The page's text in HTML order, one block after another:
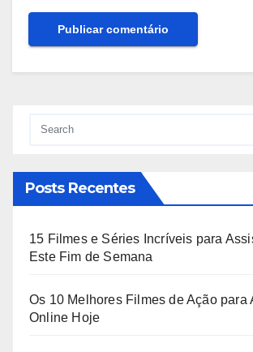
Posts Recentes
15 Filmes e Séries Incríveis para
Este Fim de Semana
Os 10 Melhores Filmes de Ação para
Online Hoje